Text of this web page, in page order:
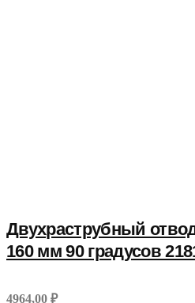
Двухраструбный
160 мм 90 градусов
4964,00 ₽